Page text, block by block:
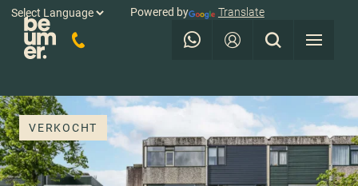
Powered by Translate
VERKOCHT